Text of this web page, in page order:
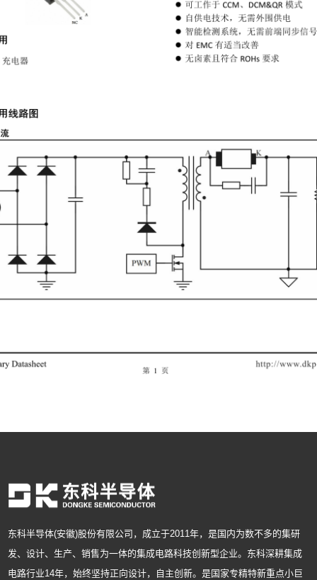
东科半导体(安徽)股份有限公司，成立于2011年，是国内为数不多的集研
发、设计、生产、销售为一体的集成电路科技创新型企业。东科深耕集成
电路行业14年，始终坚持正向设计，自主创新。是国家专精特新重点小巨